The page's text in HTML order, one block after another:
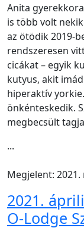
Anita
is több volt
az ötödik 2019-
rendszeresen
cicákat – egyik
kutyus, akit
hiperaktív
önkénteskedik.
megbecsült
...
Megjelent: 2021.
2021.
O-Lodge